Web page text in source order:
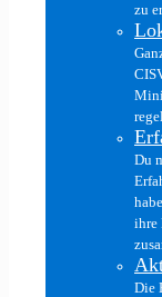
zu
Du
ihre
Die